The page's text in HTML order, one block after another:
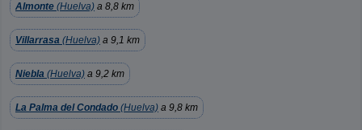
Almonte (Huelva) a 8,8 km
Villarrasa (Huelva) a 9,1 km
Niebla (Huelva) a 9,2 km
La Palma del Condado (Huelva) a 9,8 km